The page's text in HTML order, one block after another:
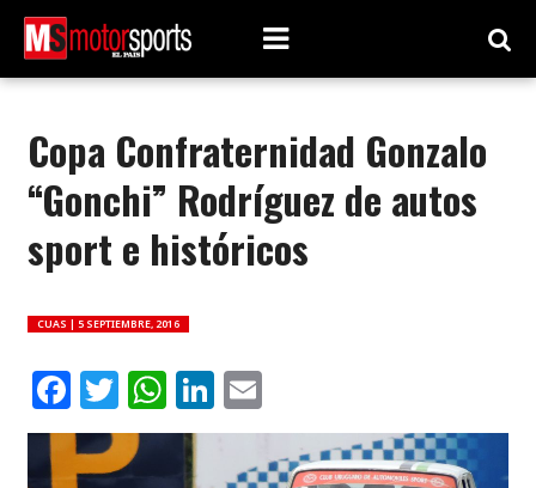
Copa Confraternidad Gonzalo
“Gonchi” Rodríguez de autos
sport e históricos
CUAS | 5 SEPTIEMBRE, 2016
Facebook
Twitter
WhatsApp
LinkedIn
Email